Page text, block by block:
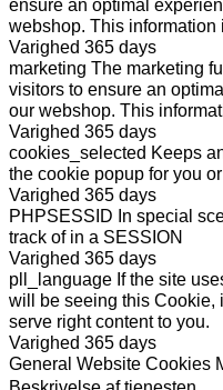
ensure an optimal
webshop. This information
Varighed 365 days
marketing The marketing
visitors to ensure an
our webshop. This
Varighed 365 days
cookies_selected Keeps
the cookie popup for you
Varighed 365 days
PHPSESSID In special
track of in a SESSION
Varighed 365 days
pll_language If the site
will be seeing this Cookie,
serve right content to you.
Varighed 365 days
General Website Cookies